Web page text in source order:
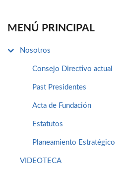
MENÚ PRINCIPAL
Nosotros
Consejo Directivo actual
Past Presidentes
Acta de Fundación
Estatutos
Planeamiento Estratégico
VIDEOTECA